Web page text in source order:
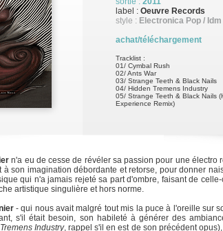
label : Oeuvre Records
style : Electronica Pop / Idm
achat/téléchargement
Tracklist :
01/ Cymbal Rush
02/ Ants War
03/ Strange Teeth & Black Nails
04/ Hidden Tremens Industry
05/ Strange Teeth & Black Nails
Experience Remix)
n'a eu de cesse de révéler sa passion pour une électro
à son imagination débordante et retorse, pour donner
qui n'a jamais rejeté sa part d'ombre, faisant de
artistique singulière et hors norme.
- qui nous avait malgré tout mis la puce à l'oreille sur
s'il était besoin, son habileté à générer des
Industry, rappel s'il en est de son précédent